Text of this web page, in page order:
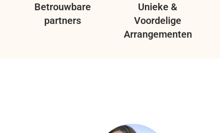
Betrouwbare
partners
Unieke &
Voordelige
Arrangementen